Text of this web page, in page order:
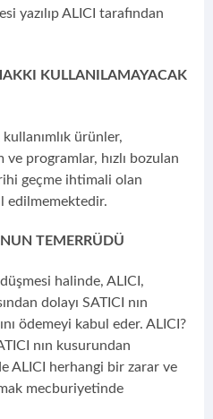
yazılıp ALICI tarafından
KULLANILAMAYACAK
ürünler,
ve programlar, hızlı bozulan
geçme ihtimali olan
edilmemektedir.
TEMERRÜDÜ
halinde, ALICI,
dolayı SATICI nın
ödemeyi kabul eder. ALICI?
nın kusurundan
ALICI herhangi bir zarar ve
mecburiyetinde